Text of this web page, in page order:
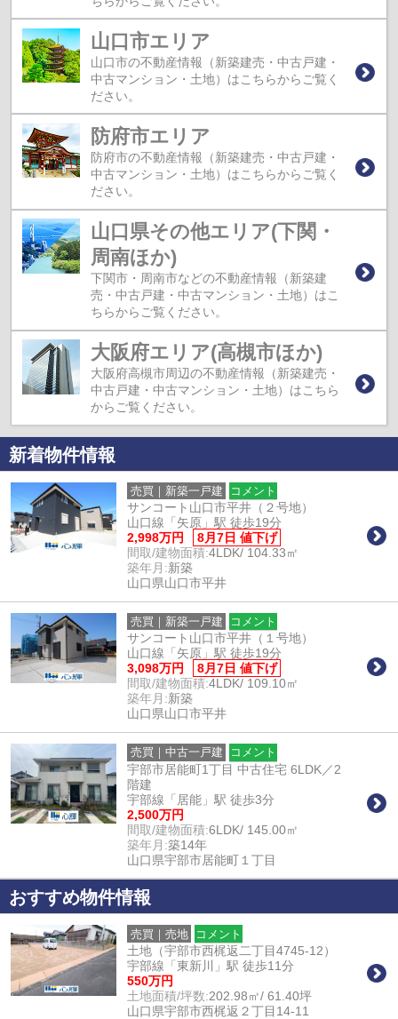
山口市エリア
山口市の不動産情報（新築建売・中古戸建・
中古マンション・土地）はこちらからご覧く
ださい。
防府市エリア
防府市の不動産情報（新築建売・中古戸建・
中古マンション・土地）はこちらからご覧く
ださい。
山口県その他エリア(下関・
周南ほか)
下関市・周南市などの不動産情報（新築建
売・中古戸建・中古マンション・土地）はこ
ちらからご覧ください。
大阪府エリア(高槻市ほか)
大阪府高槻市周辺の不動産情報（新築建売・
中古戸建・中古マンション・土地）はこちら
からご覧ください。
新着物件情報
売買｜新築一戸建 コメント
サンコート山口市平井（２号地）
山口線「矢原」駅 徒歩19分
2,998万円
8月7日 値下げ
間取/建物面積:4LDK/ 104.33㎡
築年月:新築
山口県山口市平井
売買｜新築一戸建 コメント
サンコート山口市平井（１号地）
山口線「矢原」駅 徒歩19分
3,098万円
8月7日 値下げ
間取/建物面積:4LDK/ 109.10㎡
築年月:新築
山口県山口市平井
売買｜中古一戸建 コメント
宇部市居能町1丁目 中古住宅 6LDK／2
階建
宇部線「居能」駅 徒歩3分
2,500万円
間取/建物面積:6LDK/ 145.00㎡
築年月:築14年
山口県宇部市居能町１丁目
おすすめ物件情報
売買｜売地 コメント
土地（宇部市西梶返二丁目4745-12）
宇部線「東新川」駅 徒歩11分
550万円
土地面積/坪数:202.98㎡/ 61.40坪
山口県宇部市西梶返２丁目14-11